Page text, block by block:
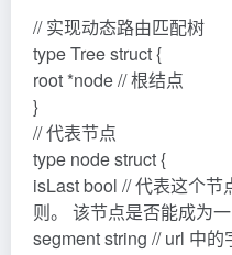
// 实现动态路由匹配树
type Tree struct {
root *node // 根结点
}
// 代表节点
type node struct {
isLast bool // 代表这个
则。 该节点是否能成为一
segment string // url 中